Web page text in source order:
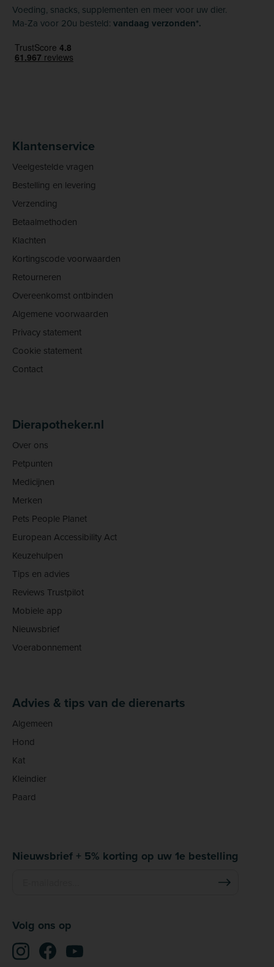
Voeding, snacks, supplementen en meer voor uw dier.
Ma-Za voor 20u besteld: vandaag verzonden*.
Klantenservice
Veelgestelde vragen
Bestelling en levering
Verzending
Betaalmethoden
Klachten
Kortingscode voorwaarden
Retourneren
Overeenkomst ontbinden
Algemene voorwaarden
Privacy statement
Cookie statement
Contact
Dierapotheker.nl
Over ons
Petpunten
Medicijnen
Merken
Pets People Planet
European Accessibility Act
Keuzehulpen
Tips en advies
Reviews Trustpilot
Mobiele app
Nieuwsbrief
Voerabonnement
Advies & tips van de dierenarts
Algemeen
Hond
Kat
Kleindier
Paard
Nieuwsbrief + 5% korting op uw 1e bestelling
Volg ons op